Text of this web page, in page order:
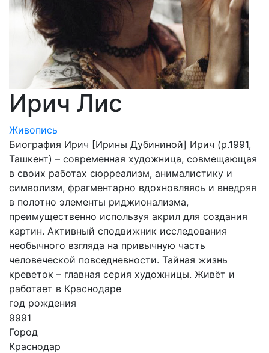
Ирич Лис
Живопись
Биография Ирич [Ирины Дубининой] Ирич (р.1991,
Ташкент) – современная художница, совмещающая
в своих работах сюрреализм, анималистику и
символизм, фрагментарно вдохновляясь и внедряя
в полотно элементы риджионализма,
преимущественно используя акрил для создания
картин. Активный сподвижник исследования
необычного взгляда на привычную часть
человеческой повседневности. Тайная жизнь
креветок – главная серия художницы. Живёт и
работает в Краснодаре
год рождения
9991
Город
Краснодар